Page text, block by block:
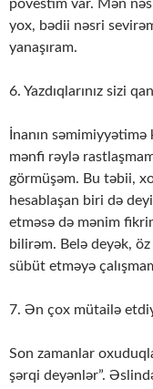
povestim var. Mən
yox, bədii nəsri
yanaşıram.
6. Yazdıqlarınız sizi
İnanın
mənfi rəylə
görmüşəm. Bu təbii,
hesablaşan biri də
etməsə də mənim
bilirəm. Belə deyək,
sübüt etməyə
7. Ən çox mütailə
Son zamanlar
şərqi deyənlər”.